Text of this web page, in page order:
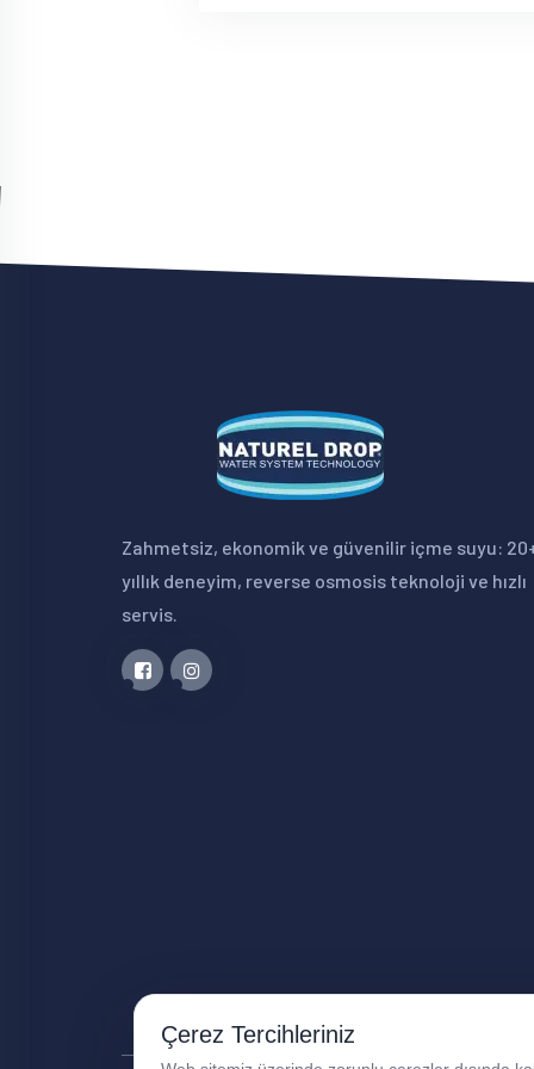
Zahmetsiz, ekonomik ve güvenilir içme suyu:
yıllık deneyim, reverse osmosis teknoloji ve hızlı
servis.
Çerez Tercihleriniz